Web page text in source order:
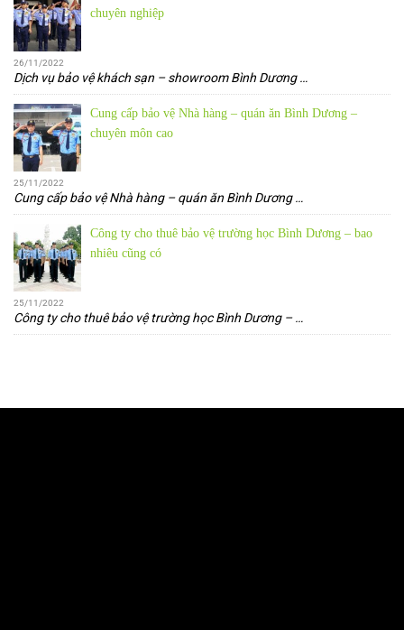
chuyên nghiệp
26/11/2022
Dịch vụ bảo vệ khách sạn – showroom Bình Dương…
Cung cấp bảo vệ Nhà hàng – quán ăn Bình Dương –
chuyên môn cao
25/11/2022
Cung cấp bảo vệ Nhà hàng – quán ăn Bình Dương…
Công ty cho thuê bảo vệ trường học Bình Dương – bao
nhiêu cũng có
25/11/2022
Công ty cho thuê bảo vệ trường học Bình Dương –…